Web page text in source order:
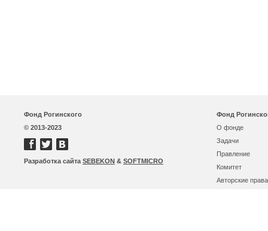
Фонд Рогинского
© 2013-2023
Разработка сайта SEBEKON & SOFTMICRO
Фонд
О фонде
Задачи
Правление
Комитет
Авторские права